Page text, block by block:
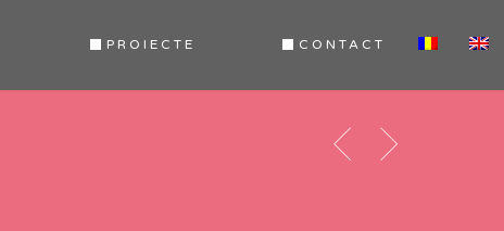
PROIECTE CONTACT